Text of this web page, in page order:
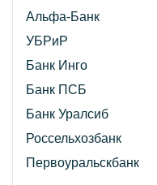
Альфа-Банк
УБРиР
Банк Инго
Банк ПСБ
Банк Уралсиб
Россельхозбанк
Первоуральскбанк